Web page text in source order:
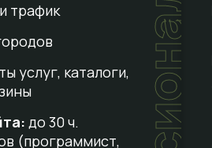
трафик
услуг, каталоги,
до 30 ч.
(программист,